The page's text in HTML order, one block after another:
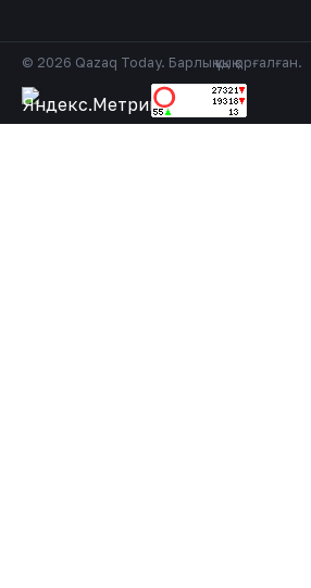
© 2026 Qazaq Today. Барлық құқық қорғалған.